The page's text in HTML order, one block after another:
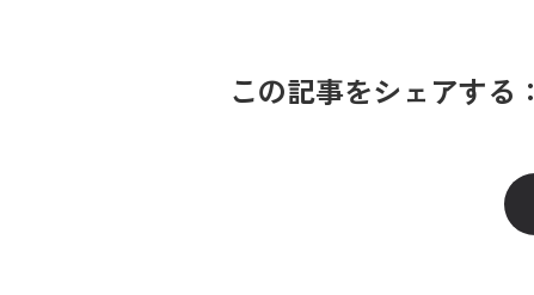
この記事をシェアする：